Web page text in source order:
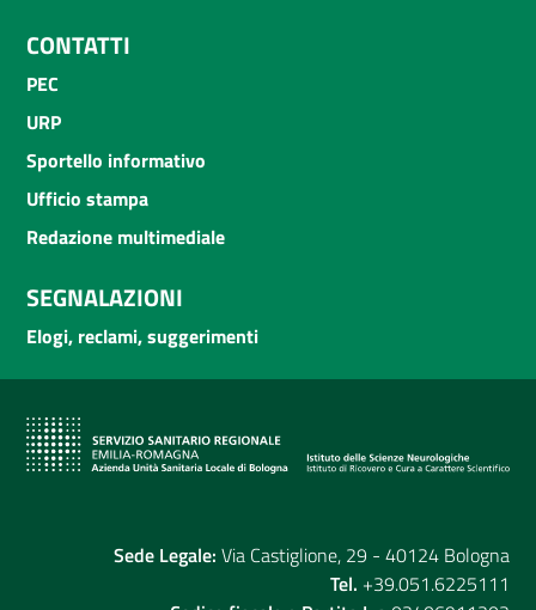
CONTATTI
PEC
URP
Sportello informativo
Ufficio stampa
Redazione multimediale
SEGNALAZIONI
Elogi, reclami, suggerimenti
Sede Legale: Via Castiglione, 29 - 40124 Bologna
Tel. +39.051.6225111